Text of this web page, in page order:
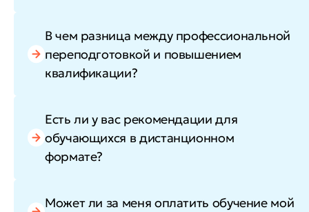
В чем разница между профессиональной
переподготовкой и повышением
квалификации?
Есть ли у вас рекомендации для
обучающихся в дистанционном
формате?
Может ли за меня оплатить обучение мой